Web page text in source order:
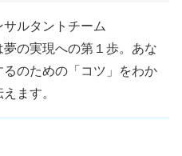
ルタントチーム
夢の実現への第１歩。あな
るのための「コツ」をわか
ます。